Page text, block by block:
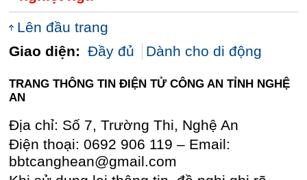
Lên đầu trang
Giao diện: Đầy đủ Dành cho di động
TRANG THÔNG TIN ĐIỆN TỬ CÔNG AN TỈNH NGHỆ
AN
Địa chỉ: Số 7, Trường Thi, Nghệ An
Điện thoại: 0692 906 119 – Email:
bbtcanghean@gmail.com